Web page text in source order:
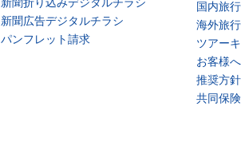
新聞広告デジタルチラシ
パンフレット請求
国内旅
海外旅
ツアー
お客様
推奨方針
共同保